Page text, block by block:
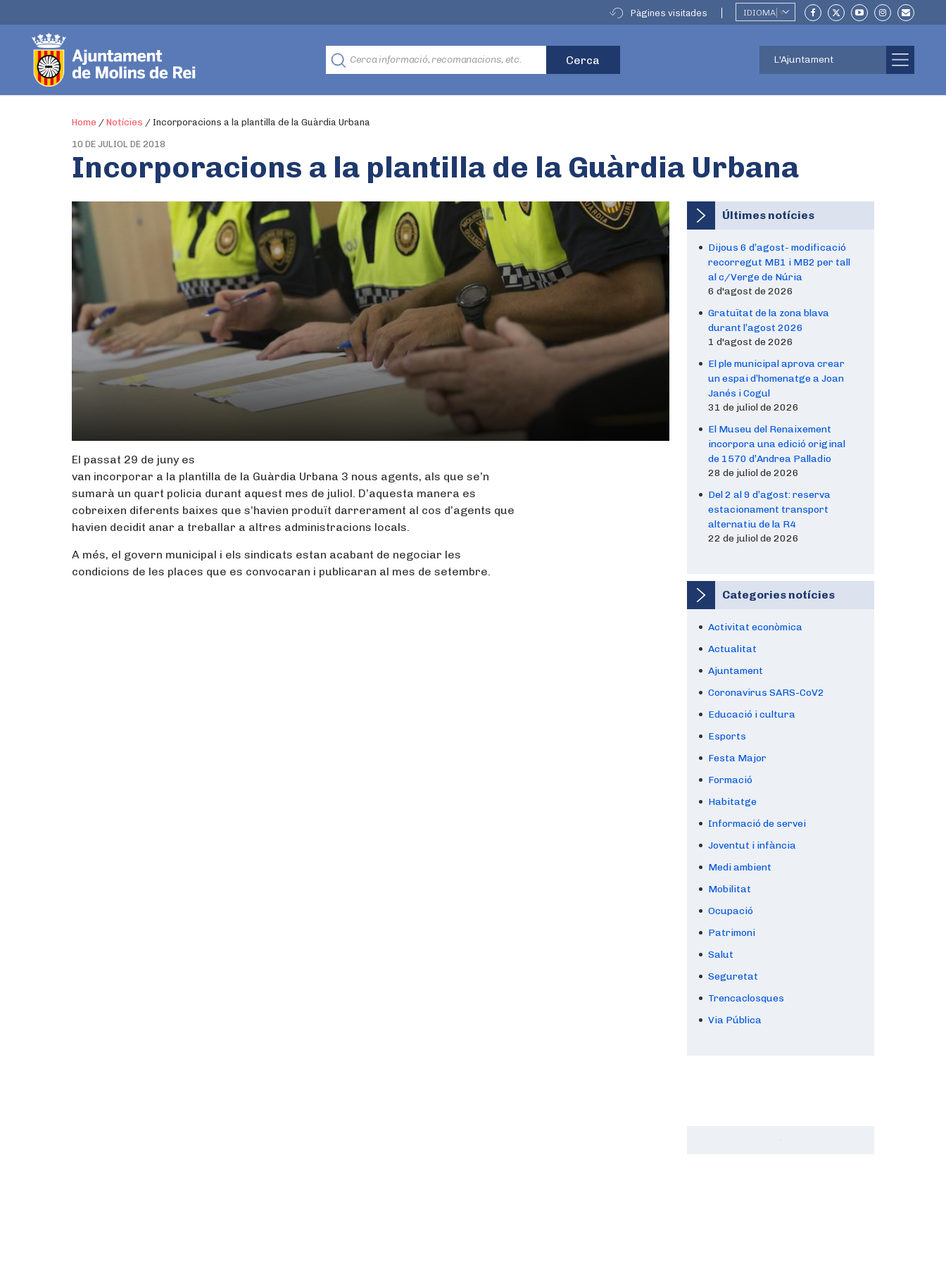
Pàgines visitades IDIOMA ▼
L'Ajuntament
Home / Notícies / Incorporacions a la plantilla de la Guàrdia Urbana
10 DE JULIOL DE 2018
Incorporacions a la plantilla de la Guàrdia Urbana
El passat 29 de juny es
van incorporar a la plantilla de la Guàrdia Urbana 3 nous agents, als que se’n
sumarà un quart policia durant aquest mes de juliol. D’aquesta manera es
cobreixen diferents baixes que s’havien produït darrerament al cos d’agents que
havien decidit anar a treballar a altres administracions locals.
A més, el govern municipal i els sindicats estan acabant de negociar les
condicions de les places que es convocaran i publicaran al mes de setembre.
Últimes notícies
Dijous 6 d’agost- modificació
recorregut MB1 i MB2 per tall
al c/Verge de Núria
6 d'agost de 2026
Gratuïtat de la zona blava
durant l’agost 2026
1 d'agost de 2026
El ple municipal aprova crear
un espai d’homenatge a Joan
Janés i Cogul
31 de juliol de 2026
El Museu del Renaixement
incorpora una edició original
de 1570 d’Andrea Palladio
28 de juliol de 2026
Del 2 al 9 d’agost: reserva
estacionament transport
alternatiu de la R4
22 de juliol de 2026
Categories notícies
Activitat econòmica
Actualitat
Ajuntament
Coronavirus SARS-CoV2
Educació i cultura
Esports
Festa Major
Formació
Habitatge
Informació de servei
Joventut i infància
Medi ambient
Mobilitat
Ocupació
Patrimoni
Salut
Seguretat
Trencaclosques
Via Pública